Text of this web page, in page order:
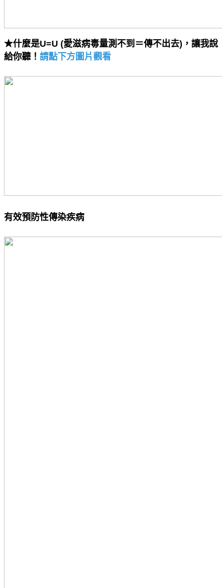
★什麼是U=U (愛滋病毒量測不到＝傳不出去)，讓我說
給你聽！ 請點下方圖片觀看
有效預防性傳染疾病